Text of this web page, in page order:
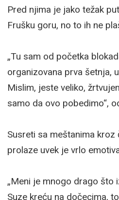
Pred njima je jako težak
Frušku goru, no to ih ne
„Tu sam od početka
organizovana prva šetnja,
Mislim, jeste veliko,
samo da ovo pobedimo“,
Susreti sa meštanima kroz
prolaze uvek je vrlo
„Meni je mnogo drago što
Suze kreću na dočecima,